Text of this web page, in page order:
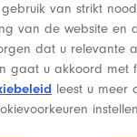
Acties op
Acties
van strikt
van de website en
dat u relevante
gaat u akkoord met
leest u meer